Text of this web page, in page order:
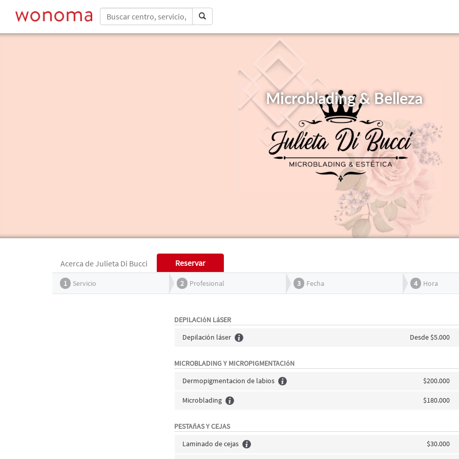
Microblading & Belleza
Acerca de Julieta Di Bucci Reservar
1 Servicio 2 Profesional 3 Fecha 4 Hora
DEPILACIóN LáSER
Depilación láser
Desde $5.000
MICROBLADING Y MICROPIGMENTACIóN
Dermopigmentacion de labios
$200.000
Microblading $180.000
PESTAñAS Y CEJAS
Laminado de cejas
$30.000